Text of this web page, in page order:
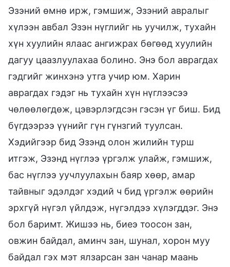
Эзэний өмнө ирж, гэмшиж, Эзэний авралыг
хүлээн авбал Эзэн нүглийг нь уучилж, тухайн
хүн хуулийн ялаас ангижрах бөгөөд хуулийн
дагуу цаазлуулахаа болино. Энэ бол аврагдах
гэдгийг жинхэнэ утга учир юм. Харин
аврагдах гэдэг нь тухайн хүн нүглээсээ
чөлөөлөгдөж, цэвэрлэгдсэн гэсэн үг биш. Бид
бүгдээрээ үүнийг гүн гүнзгий туулсан.
Хэдийгээр бид Эзэнд олон жилийн турш
итгэж, Эзэнд нүглээ үргэлж улайж, гэмшиж,
бас нүглээ уучлуулахын баяр хөөр, амар
тайвныг эдэлдэг хэдий ч бид үргэлж өөрийн
эрхгүй нүгэл үйлдэж, нүгэлдээ хүлэгддэг. Энэ
бол баримт. Жишээ нь, биеэ тоосон зан,
овжин байдал, аминч зан, шунал, хорон муу
байдал гэх мэт ялзарсан зан чанар маань